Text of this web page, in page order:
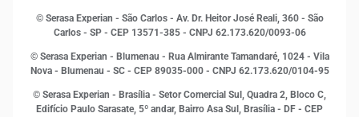
Marketing
Open Finance
Proteção de Dados
Sustentabilidade Corporativa
© Serasa Experian - São Carlos - Av. Dr. Heitor José Reali, 360 - São
Carlos - SP - CEP 13571-385 - CNPJ 62.173.620/0093-06
© Serasa Experian - Blumenau - Rua Almirante Tamandaré, 1024 - Vila
Nova - Blumenau - SC - CEP 89035-000 - CNPJ 62.173.620/0104-95
© Serasa Experian - Brasília - Setor Comercial Sul, Quadra 2, Bloco C,
Edifício Paulo Sarasate, 5º andar, Bairro Asa Sul, Brasília - DF - CEP